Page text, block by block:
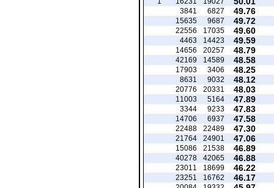
49.76
6827
3841
49.72
9687
15635
49.60
17035
22556
49.59
14423
4463
48.79
20257
14656
48.58
14589
42169
48.25
3406
17903
48.12
9032
8631
48.03
20331
20776
47.89
5164
11003
47.83
9233
3344
47.58
6937
14706
47.30
22489
22488
47.06
24901
21764
46.89
21538
15086
46.88
42065
40278
46.22
18699
23011
46.17
16762
23251